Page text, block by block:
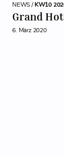
NEWS /KW10
Grand
6. März 2020